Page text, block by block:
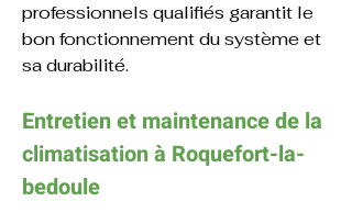
professionnels qualifiés garantit le
bon fonctionnement du système et
sa durabilité.
Entretien et maintenance de la
climatisation à Roquefort-la-
bedoule